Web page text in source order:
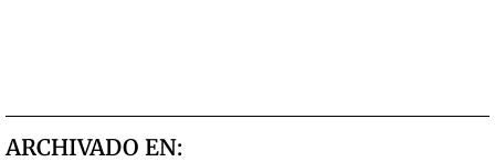
ARCHIVADO EN: